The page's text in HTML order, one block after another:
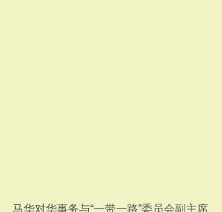
马华对华事务与“一带一路”委员会副主席